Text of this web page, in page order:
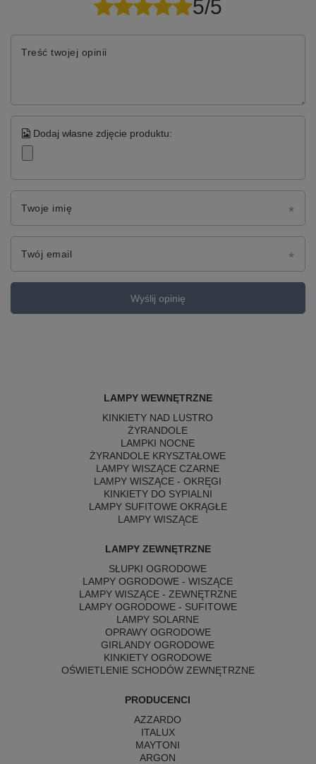
5/5
Treść twojej opinii
Dodaj własne zdjęcie produktu:
Twoje imię
Twój email
Wyślij opinię
LAMPY WEWNĘTRZNE
KINKIETY NAD LUSTRO
ŻYRANDOLE
LAMPKI NOCNE
ŻYRANDOLE KRYSZTAŁOWE
LAMPY WISZĄCE CZARNE
LAMPY WISZĄCE - OKRĘGI
KINKIETY DO SYPIALNI
LAMPY SUFITOWE OKRĄGŁE
LAMPY WISZĄCE
LAMPY ZEWNĘTRZNE
SŁUPKI OGRODOWE
LAMPY OGRODOWE - WISZĄCE
LAMPY WISZĄCE - ZEWNĘTRZNE
LAMPY OGRODOWE - SUFITOWE
LAMPY SOLARNE
OPRAWY OGRODOWE
GIRLANDY OGRODOWE
KINKIETY OGRODOWE
OŚWIETLENIE SCHODÓW ZEWNĘTRZNE
PRODUCENCI
AZZARDO
ITALUX
MAYTONI
ARGON